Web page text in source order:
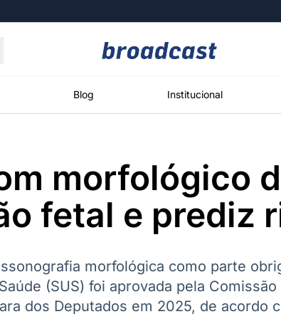
Blog Institucional
Político
Os bastidores da
Energia
O setor de
Broadcast
White Label
Plataforma para
Broadcast
Broadcast
Broadcast
morfológico
fetal e prediz
morfológica como parte
(SUS) foi aprovada pela
dos Deputados em 2025, de acordo